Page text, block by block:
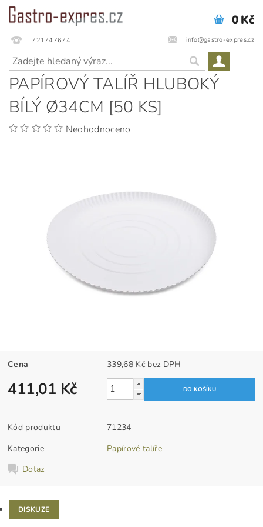
721747674 info@gastro-expres.cz
0 Kč
PAPÍROVÝ TALÍŘ HLUBOKÝ
BÍLÝ Ø34CM [50 KS]
Neohodnoceno
Cena 339,68 Kč bez DPH
411,01 Kč
Kód produktu
71234
Kategorie
Papírové talíře
Dotaz
DISKUZE